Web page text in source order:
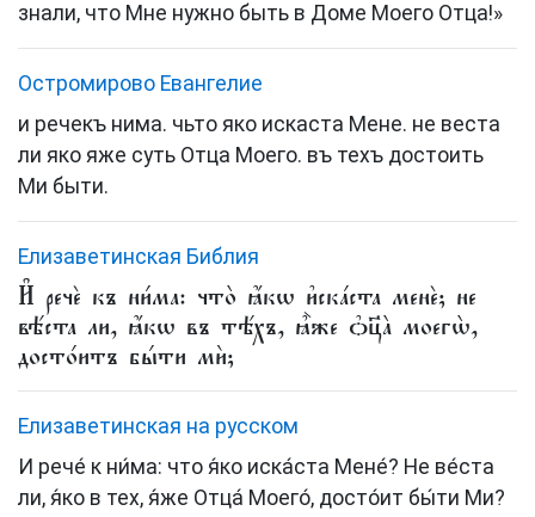
знали, что Мне нужно быть в Доме Моего Отца!»
Остромирово Евангелие
и речекъ нима. чьто яко искаста Мене. не веста
ли яко яже суть Отца Моего. въ техъ достоить
Ми быти.
Елизаветинская Библия
И҆ речѐ къ ни́ма: что̀ ꙗ҆́кѡ и҆ска́ста менѐ; не
вѣ́ста ли, ꙗ҆́кѡ въ тѣ́хъ, ꙗ҆̀же ѻ҆ц҃а̀ моегѡ̀,
досто́итъ бы́ти мѝ;
Елизаветинская на русском
И рече́ к ни́ма: что я́ко иска́ста Мене́? Не ве́ста
ли, я́ко в тех, я́же Отца́ Моего́, досто́ит бы́ти Ми?